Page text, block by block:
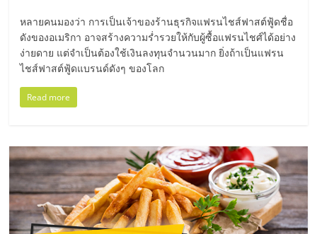
น้อย
คืน
ทุน
ไว,
ปรึกษา
ลงทุน
และ
ขยาย
สา
ขา
แฟ
หลายคนมองว่า การเป็นเจ้าของร้านธุรกิจแฟรนไชส์ฟาสต์ฟู้ดชื่อ
ดังของอเมริกา อาจสร้างความร่ำรวยให้กับผู้ซื้อแฟรนไชศ์ได้อย่าง
ง่ายดาย แต่จำเป็นต้องใช้เงินลงทุนจำนวนมาก ยิ่งถ้าเป็นแฟรน
ไชส์ฟาสต์ฟู้ดแบรนด์ดังๆ ของโลก
Read more